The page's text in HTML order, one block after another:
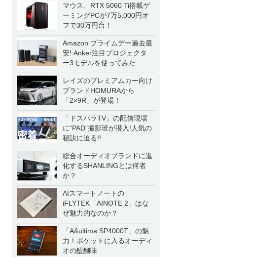
マウス、RTX 5060 Ti搭載ゲ
ーミングPCが7万5,000円オ
フで30万円台！
Amazon プライムデー過去最
安! Anker注目プロジェクタ
ー3モデルを使ってみた
レイズのプレミアムカー向け
ブランドHOMURAから
「2×9R」が登場！
「ドスパラTV」の配信現場
に“PAD”撮影班が潜入!人気の
秘訣に迫る!!
総合オーディオブランドに進
化するSHANLINGとは何者
か？
AIスマートノートの
iFLYTEK「AINOTE 2」はな
ぜ魅力的なのか？
「A&ultima SP4000T」の魅
力！ポケットに入るオーディ
オの醍醐味